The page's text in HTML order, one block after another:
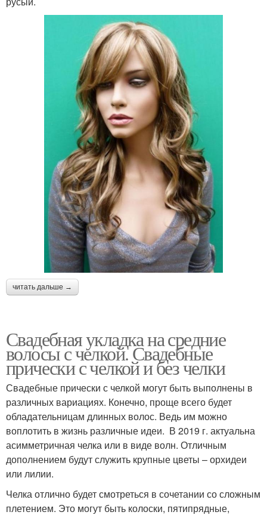
читать дальше →
Свадебная укладка на средние
волосы с челкой. Свадебные
прически с челкой и без челки
Свадебные прически с челкой могут быть выполнены в
различных вариациях. Конечно, проще всего будет
обладательницам длинных волос. Ведь им можно
воплотить в жизнь различные идеи. В 2019 г. актуальна
асимметричная челка или в виде волн. Отличным
дополнением будут служить крупные цветы – орхидеи
или лилии.
Челка отлично будет смотреться в сочетании со сложным
плетением. Это могут быть колоски, пятипрядные,